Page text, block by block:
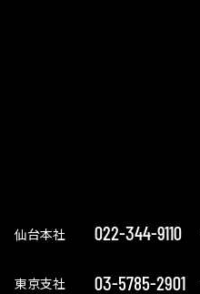
仙台本社 022-344-9110
東京支社 03-5785-2901